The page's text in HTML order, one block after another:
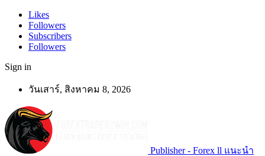
Likes
Followers
Subscribers
Followers
Sign in
วันเสาร์, สิงหาคม 8, 2026
Publisher - Forex ll แนะนำ